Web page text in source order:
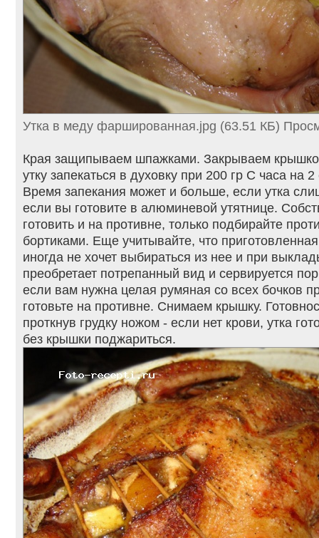
Утка в меду фаршированная.jpg (63.51 КБ)
Края защипываем шпажками. Закрываем
утку запекаться в духовку при 200 гр С часа на
Время запекания может и больше, если утка
если вы готовите в алюминевой утятнице.
готовить и на противне, только подбирайте
бортиками. Еще учитывайте, что приготовленная
иногда не хочет выбираться из нее и при
преобретает потрепанный вид и сервируется
если вам нужна целая румяная со всех бочков
готовьте на противне. Снимаем крышку.
проткнув грудку ножом - если нет крови, утка
без крышки поджариться.